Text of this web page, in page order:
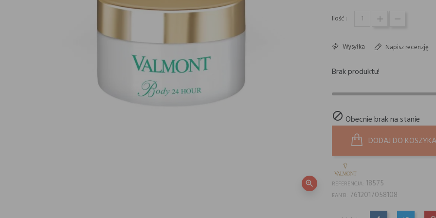
zoom_in
Ilość :
Wysyłka Napisz recenzję
Brak produktu!
 Obecnie brak na stanie
DODAJ DO KOSZYKA
REFERENCJA: 18575
EAN13: 7612017058108